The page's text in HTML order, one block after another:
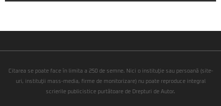
Citarea se poate face în limita a 250 de semne. Nici o instituţie sau persoană (site-
uri, instituţii mass-media, firme de monitorizare) nu poate reproduce integral
scrierile publicistice purtătoare de Drepturi de Autor.